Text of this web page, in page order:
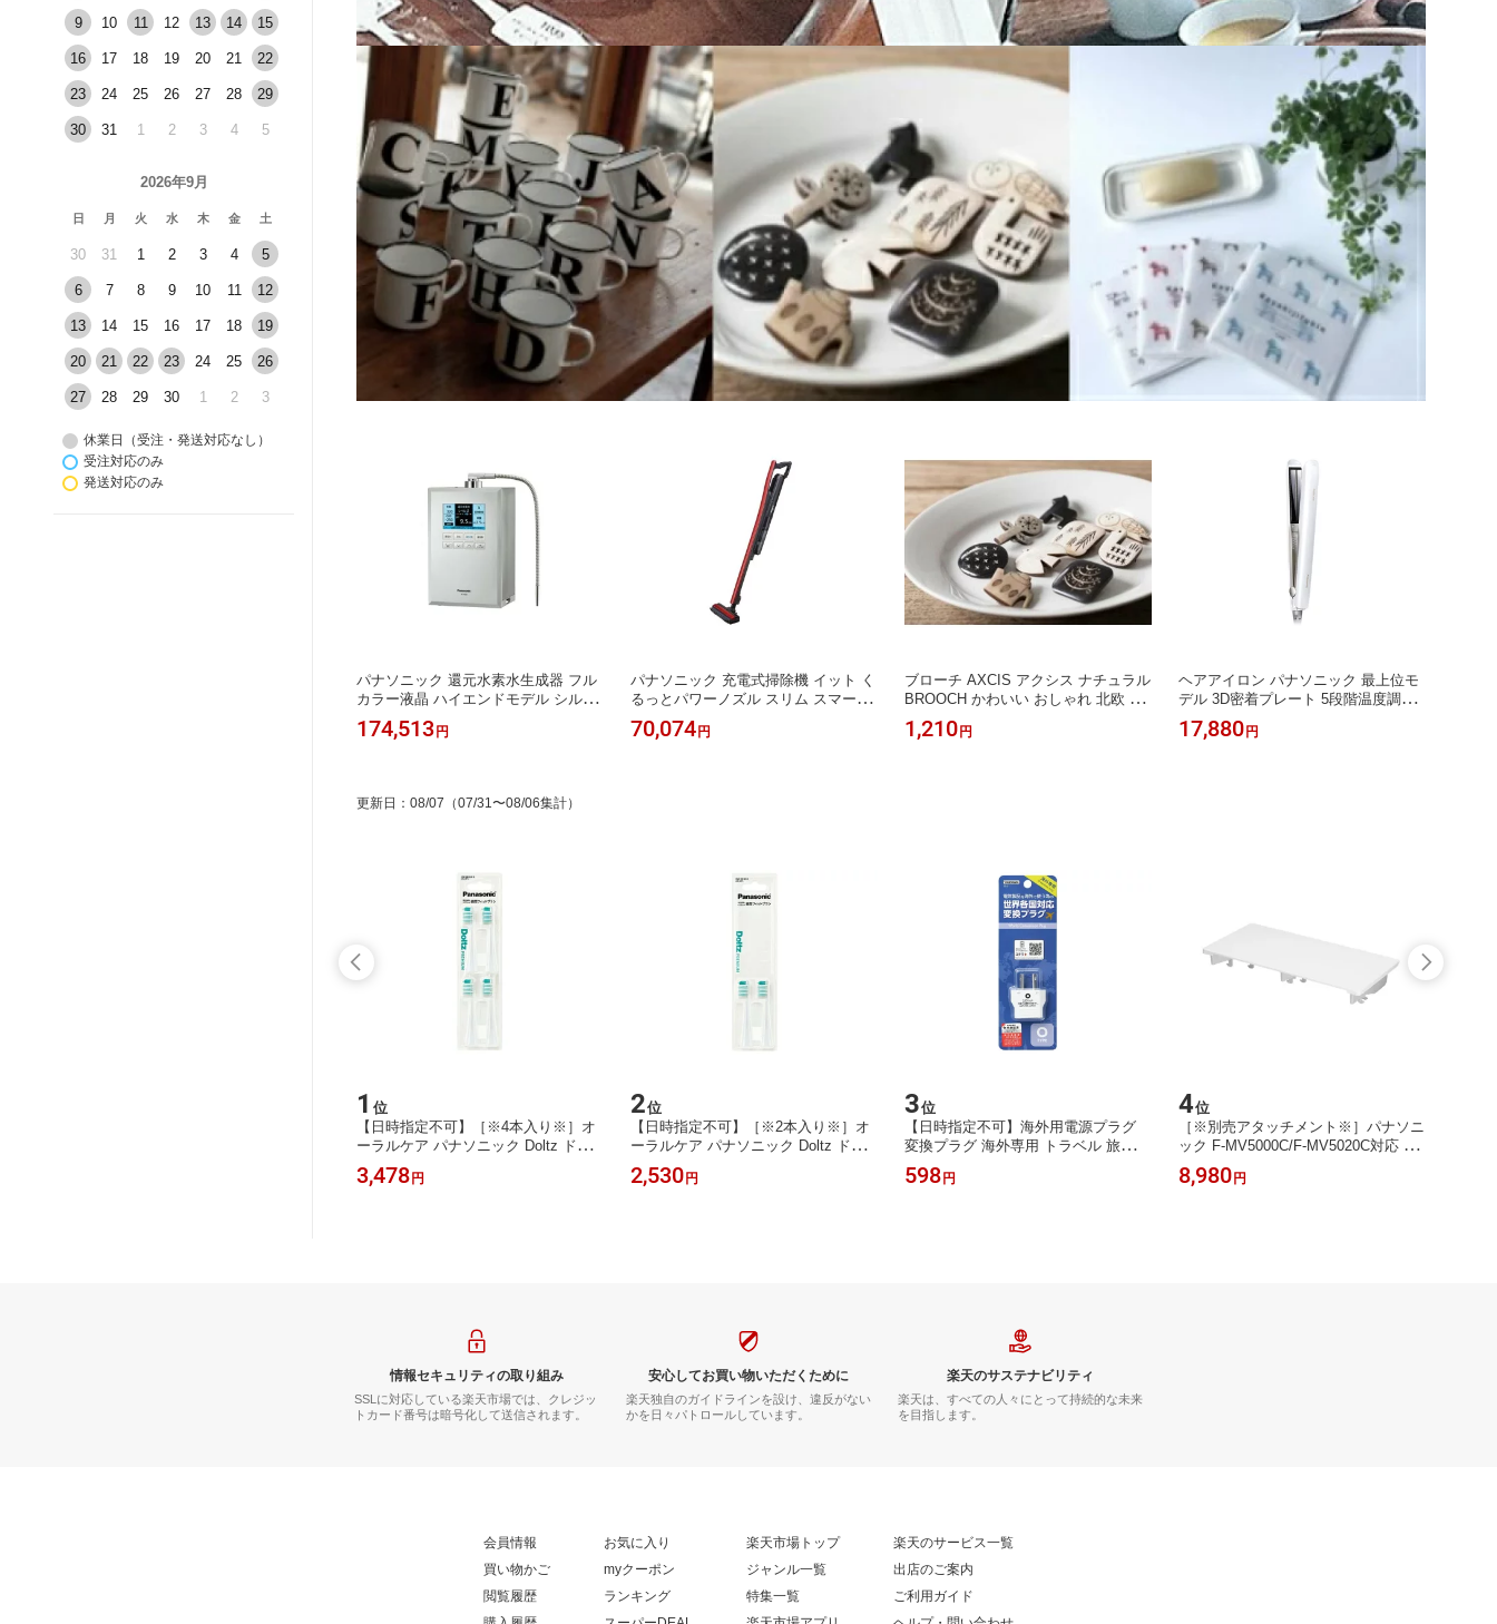
9 10 11 12 13 14 15
16 17 18 19 20 21 22
23 24 25 26 27 28 29
30 31 1 2 3 4 5
2026年9月
日 月 火 水 木 金 土
30 31 1 2 3 4 5
6 7 8 9 10 11 12
13 14 15 16 17 18 19
20 21 22 23 24 25 26
27 28 29 30 1 2 3
休業日（受注・発送対応なし）
受注対応のみ
発送対応のみ
パナソニック 還元水素水生成器 フル
カラー液晶 ハイエンドモデル シルバ
ー TK-HS92
174,513円
パナソニック 充電式掃除機 イット く
るっとパワーノズル スリム スマート
デザイン レッドブラック MC-BU500J
70,074円
ブローチ AXCIS アクシス ナチュラル
BROOCH かわいい おしゃれ 北欧 ボ
ーン 鳥 とり トリ あひる 十字 ふくろ
う うま はな ポット 森 木
1,210円
ヘアアイロン パナソニック 最上位モ
デル 3D密着プレート 5段階温度調節
海外国内両用 ナノイー ヒートアップ
約20秒 最高設定温度約200℃ 開閉ロ
17,880円
更新日 ： 08/07 （07/31〜08/06集計）
1 位
【日時指定不可】［※4本入り※］オ
ーラルケア パナソニック Doltz ドル
ツ 先端山切りカット形状 EW-DP38/E
W-DP58/EW-DT88専用 歯間フィット
3,478円
2位
【日時指定不可】［※2本入り※］オ
ーラルケア パナソニック Doltz ドル
ツ 先端山切りカット形状 EW-DP38/E
W-DP58/EW-DT88専用 歯間フィット
2,530円
3位
【日時指定不可】海外用電源プラグ
変換プラグ 海外専用 トラベル 旅行
オーストラリア フィジー ニュージー
ランド 中国 YAZAWA ヤザワコーポ
598円
4位
［※別売アタッチメント※］パナソニ
ック F-MV5000C/F-MV5020C対応 ziai
no ジアイーノ 天面アタッチメント F-
ZVH50C
8,980円
情報セキュリティの取り組み
SSLに対応している楽天市場では、クレジッ
トカード番号は暗号化して送信されます。
安心してお買い物いただくために
楽天独自のガイドラインを設け、違反がない
かを日々パトロールしています。
楽天のサステナビリティ
楽天は、すべての人々にとって持続的な未来
を目指します。
会員情報
買い物かご
閲覧履歴
お気に入り
myクーポン
ランキング
楽天市場トップ
ジャンル一覧
特集一覧
楽天のサービス一覧
出店のご案内
ご利用ガイド